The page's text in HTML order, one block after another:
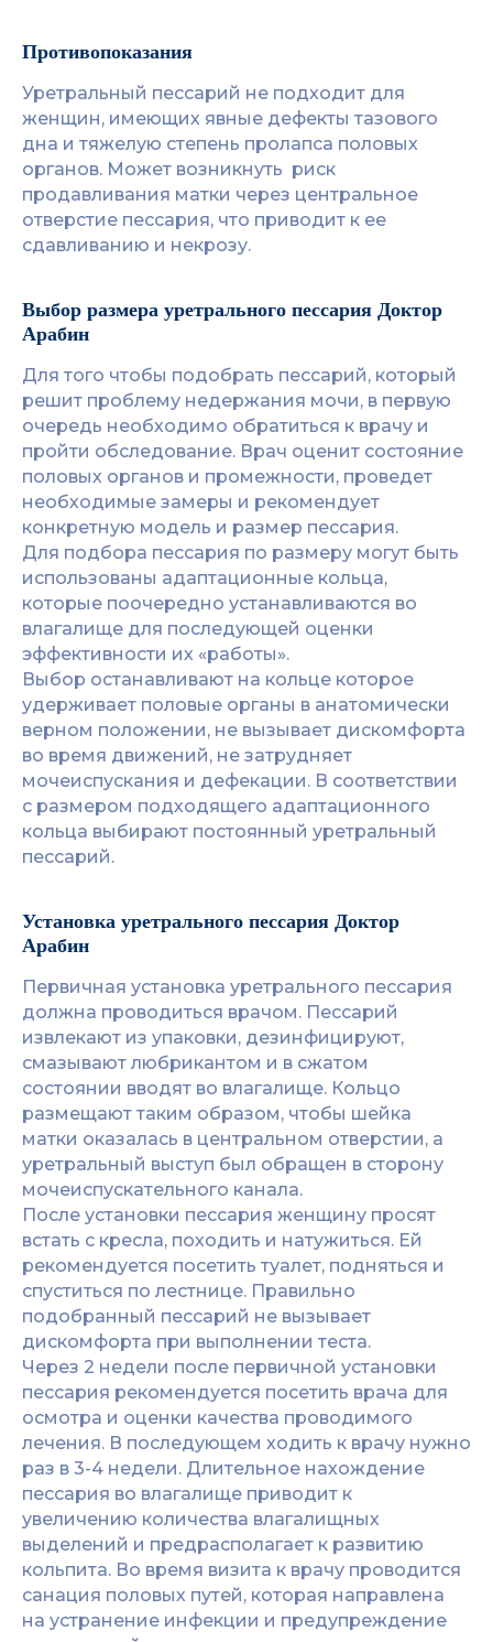
Противопоказания
Уретральный пессарий не подходит для
женщин, имеющих явные дефекты тазового
дна и тяжелую степень пролапса половых
органов. Может возникнуть риск
продавливания матки через центральное
отверстие пессария, что приводит к ее
сдавливанию и некрозу.
Выбор размера уретрального пессария Доктор
Арабин
Для того чтобы подобрать пессарий, который
решит проблему недержания мочи, в первую
очередь необходимо обратиться к врачу и
пройти обследование. Врач оценит состояние
половых органов и промежности, проведет
необходимые замеры и рекомендует
конкретную модель и размер пессария.
Для подбора пессария по размеру могут быть
использованы адаптационные кольца,
которые поочередно устанавливаются во
влагалище для последующей оценки
эффективности их «работы».
Выбор останавливают на кольце которое
удерживает половые органы в анатомически
верном положении, не вызывает дискомфорта
во время движений, не затрудняет
мочеиспускания и дефекации. В соответствии
с размером подходящего адаптационного
кольца выбирают постоянный уретральный
пессарий.
Установка уретрального пессария Доктор
Арабин
Первичная установка уретрального пессария
должна проводиться врачом. Пессарий
извлекают из упаковки, дезинфицируют,
смазывают любрикантом и в сжатом
состоянии вводят во влагалище. Кольцо
размещают таким образом, чтобы шейка
матки оказалась в центральном отверстии, а
уретральный выступ был обращен в сторону
мочеиспускательного канала.
После установки пессария женщину просят
встать с кресла, походить и натужиться. Ей
рекомендуется посетить туалет, подняться и
спуститься по лестнице. Правильно
подобранный пессарий не вызывает
дискомфорта при выполнении теста.
Через 2 недели после первичной установки
пессария рекомендуется посетить врача для
осмотра и оценки качества проводимого
лечения. В последующем ходить к врачу нужно
раз в 3-4 недели. Длительное нахождение
пессария во влагалище приводит к
увеличению количества влагалищных
выделений и предрасполагает к развитию
кольпита. Во время визита к врачу проводится
санация половых путей, которая направлена
на устранение инфекции и предупреждение